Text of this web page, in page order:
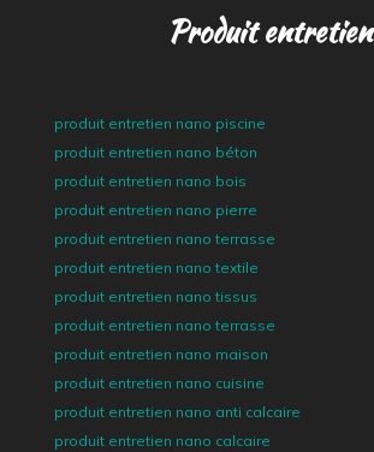
Produit entretien
produit entretien nano piscine
produit entretien nano béton
produit entretien nano bois
produit entretien nano pierre
produit entretien nano terrasse
produit entretien nano textile
produit entretien nano tissus
produit entretien nano terrasse
produit entretien nano maison
produit entretien nano cuisine
produit entretien nano anti calcaire
produit entretien nano calcaire